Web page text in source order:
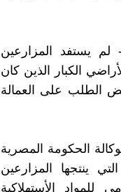
لم يستفد المزارعين
الكبار الذين كان
الطلب على العمالة
الحكومة المصرية
ينتجها المزارعين
للمواد الأستهلاكية